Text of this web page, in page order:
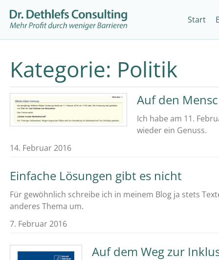
Start
Kategorie: Politik
Auf den
Ich habe am 11.
wieder ein Genuss.
14. Februar 2016
Einfache Lösungen gibt es nicht
Für gewöhnlich schreibe ich in meinem Blog ja stets
anderes Thema um.
7. Februar 2016
Auf dem Weg zur